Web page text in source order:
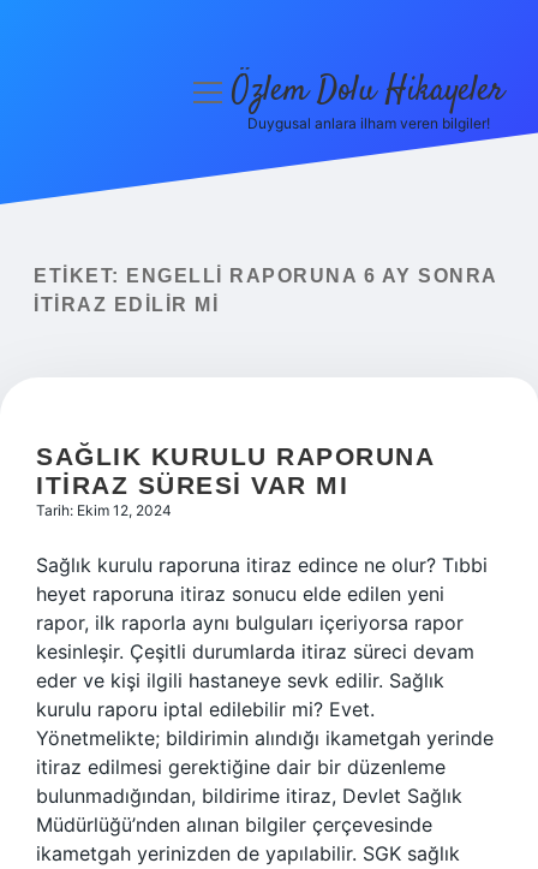
Yasal Uyarı
menüyüÖzlem Dolu Hikayeler
Duygusal anlara ilham veren bilgiler!
ETIKET:
ENGELLI RAPORUNA 6 AY SONRA
ITIRAZ EDILIR MI
SAĞLIK KURULU RAPORUNA
ITIRAZ SÜRESI VAR MI
Tarih: Ekim 12, 2024
Sağlık kurulu raporuna itiraz edince ne olur? Tıbbi
heyet raporuna itiraz sonucu elde edilen yeni
rapor, ilk raporla aynı bulguları içeriyorsa rapor
kesinleşir. Çeşitli durumlarda itiraz süreci devam
eder ve kişi ilgili hastaneye sevk edilir. Sağlık
kurulu raporu iptal edilebilir mi? Evet.
Yönetmelikte; bildirimin alındığı ikametgah yerinde
itiraz edilmesi gerektiğine dair bir düzenleme
bulunmadığından, bildirime itiraz, Devlet Sağlık
Müdürlüğü’nden alınan bilgiler çerçevesinde
ikametgah yerinizden de yapılabilir. SGK sağlık